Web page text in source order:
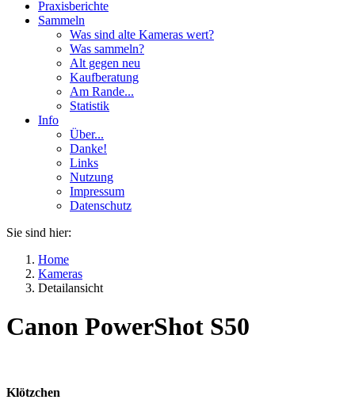
Praxisberichte
Sammeln
Was sind alte Kameras wert?
Was sammeln?
Alt gegen neu
Kaufberatung
Am Rande...
Statistik
Info
Über...
Danke!
Links
Nutzung
Impressum
Datenschutz
Sie sind hier:
Home
Kameras
Detailansicht
Canon PowerShot S50
Klötzchen